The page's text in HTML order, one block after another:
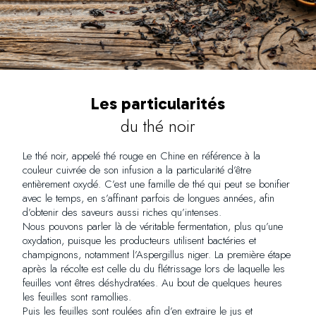
Les particularités
du thé noir
Le thé noir, appelé thé rouge en Chine en référence à la
couleur cuivrée de son infusion a la particularité d’être
entièrement oxydé. C’est une famille de thé qui peut se bonifier
avec le temps, en s’affinant parfois de longues années, afin
d’obtenir des saveurs aussi riches qu’intenses.
Nous pouvons parler là de véritable fermentation, plus qu’une
oxydation, puisque les producteurs utilisent bactéries et
champignons, notamment l’Aspergillus niger. La première étape
après la récolte est celle du du flétrissage lors de laquelle les
feuilles vont êtres déshydratées. Au bout de quelques heures
les feuilles sont ramollies.
Puis les feuilles sont roulées afin d’en extraire le jus et